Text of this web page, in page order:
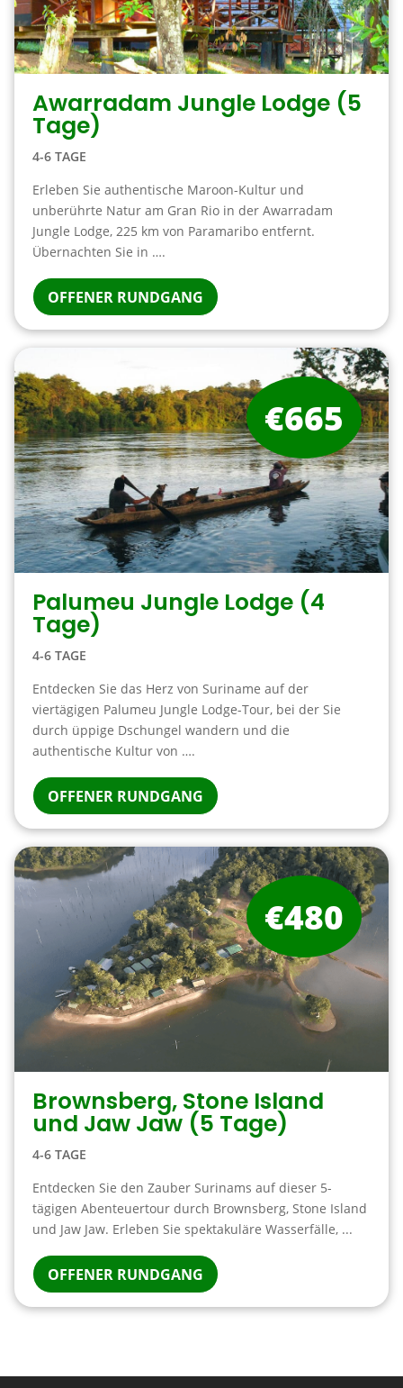
Awarradam Jungle Lodge (5
Tage)
4-6 TAGE
Erleben Sie authentische Maroon-Kultur und
unberührte Natur am Gran Rio in der Awarradam
Jungle Lodge, 225 km von Paramaribo entfernt.
Übernachten Sie in ….
OFFENER RUNDGANG
Palumeu Jungle Lodge (4
Tage)
4-6 TAGE
Entdecken Sie das Herz von Suriname auf der
viertägigen Palumeu Jungle Lodge-Tour, bei der Sie
durch üppige Dschungel wandern und die
authentische Kultur von ….
OFFENER RUNDGANG
€665
Brownsberg, Stone Island
und Jaw Jaw (5 Tage)
4-6 TAGE
Entdecken Sie den Zauber Surinams auf dieser 5-
tägigen Abenteuertour durch Brownsberg, Stone Island
und Jaw Jaw. Erleben Sie spektakuläre Wasserfälle, ...
OFFENER RUNDGANG
€480